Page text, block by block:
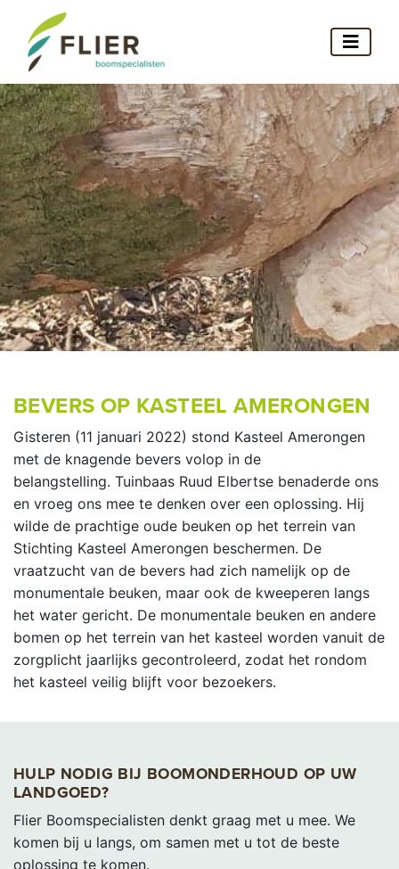
BEVERS OP KASTEEL AMERONGEN
Gisteren (11 januari 2022) stond Kasteel Amerongen
met de knagende bevers volop in de
belangstelling. Tuinbaas Ruud Elbertse benaderde ons
en vroeg ons mee te denken over een oplossing. Hij
wilde de prachtige oude beuken op het terrein van
Stichting Kasteel Amerongen beschermen. De
vraatzucht van de bevers had zich namelijk op de
monumentale beuken, maar ook de kweeperen langs
het water gericht. De monumentale beuken en andere
bomen op het terrein van het kasteel worden vanuit de
zorgplicht jaarlijks gecontroleerd, zodat het rondom
het kasteel veilig blijft voor bezoekers.
HULP NODIG BIJ BOOMONDERHOUD OP UW
LANDGOED?
Flier Boomspecialisten denkt graag met u mee. We
komen bij u langs, om samen met u tot de beste
oplossing te komen.